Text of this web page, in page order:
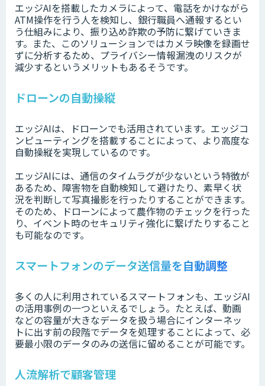
エッジAIを搭載したカメラによって、電話をかけながら
ATM操作を行う人を検知し、銀行職員へ通報するとい
う仕組みにより、振り込め詐欺の予防に繋げていきま
す。また、このソリューションではカメラ映像を録画せ
ずに分析するため、プライバシー情報漏洩のリスクが
減少するというメリットもあるそうです。
ドローンの自動操縦
エッジAIは、ドローンでも活用されています。エッジコ
ンピューティングを搭載することによって、より高度な
自動操縦を実現しているのです。
エッジAIには、通信のタイムラグが少ないという特徴が
あるため、障害物を自動検知して避けたり、素早く状
況を判断して写真撮影を行ったりすることができます。
そのため、ドローンによって農作物のチェックを行った
り、イベント時のセキュリティ強化に繋げたりすること
も可能なのです。
スマートフォンのデータ送信量を自動調整
多くの人に利用されているスマートフォンも、エッジAI
の活用事例の一つといえるでしょう。たとえば、動画
などの容量が大きなデータを扱う場合にインターネッ
トに出す前の段階でデータを処理することによって、必
要最小限のデータのみの送信に留めることが可能です。
人流解析で顧客管理